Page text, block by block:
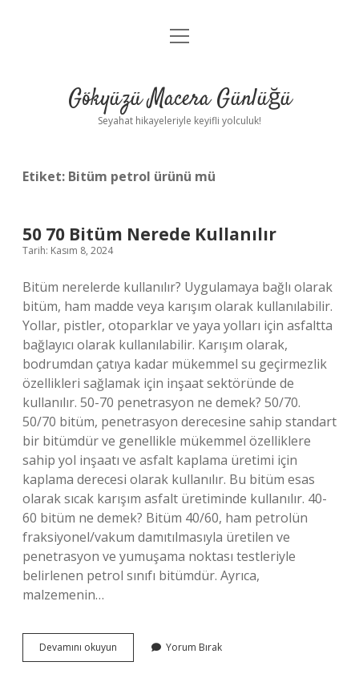
Anasayfa
Yasal Uyarı
menüyü
Gökyüzü Macera Günlüğü
Seyahat hikayeleriyle keyifli yolculuk!
Etiket: Bitüm petrol ürünü mü
50 70 Bitüm Nerede Kullanılır
Tarih: Kasım 8, 2024
Bitüm nerelerde kullanılır? Uygulamaya bağlı olarak
bitüm, ham madde veya karışım olarak kullanılabilir.
Yollar, pistler, otoparklar ve yaya yolları için asfaltta
bağlayıcı olarak kullanılabilir. Karışım olarak,
bodrumdan çatıya kadar mükemmel su geçirmezlik
özellikleri sağlamak için inşaat sektöründe de
kullanılır. 50-70 penetrasyon ne demek? 50/70.
50/70 bitüm, penetrasyon derecesine sahip standart
bir bitümdür ve genellikle mükemmel özelliklere
sahip yol inşaatı ve asfalt kaplama üretimi için
kaplama derecesi olarak kullanılır. Bu bitüm esas
olarak sıcak karışım asfalt üretiminde kullanılır. 40-
60 bitüm ne demek? Bitüm 40/60, ham petrolün
fraksiyonel/vakum damıtılmasıyla üretilen ve
penetrasyon ve yumuşama noktası testleriyle
belirlenen petrol sınıfı bitümdür. Ayrıca,
malzemenin…
Devamını okuyun
70
Yorum Bırak